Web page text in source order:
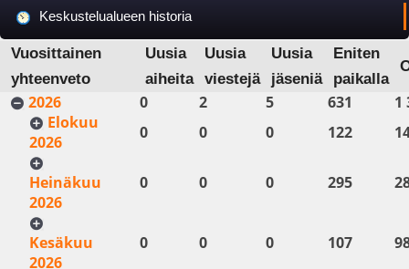
Keskustelualueen historia
Vuosittainen
yhteenveto
Uusia
aiheita
Uusia
viestejä
Uusia
jäseniä
Eniten
paikalla
2026 0 2 5 631
1
Elokuu
2026
0 0 0 122
Heinäkuu
2026
0 0 0 295
Kesäkuu
2026
0 0 0 107